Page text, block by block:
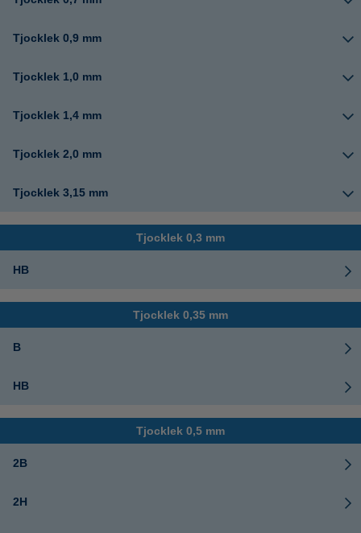
Tjocklek 0,9 mm
Tjocklek 1,0 mm
Tjocklek 1,4 mm
Tjocklek 2,0 mm
Tjocklek 3,15 mm
Tjocklek 0,3 mm
HB
Tjocklek 0,35 mm
B
HB
Tjocklek 0,5 mm
2B
2H